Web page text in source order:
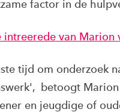
factor in de
van Marion
tijd om onderzoek
betoogt
en jeugdige of